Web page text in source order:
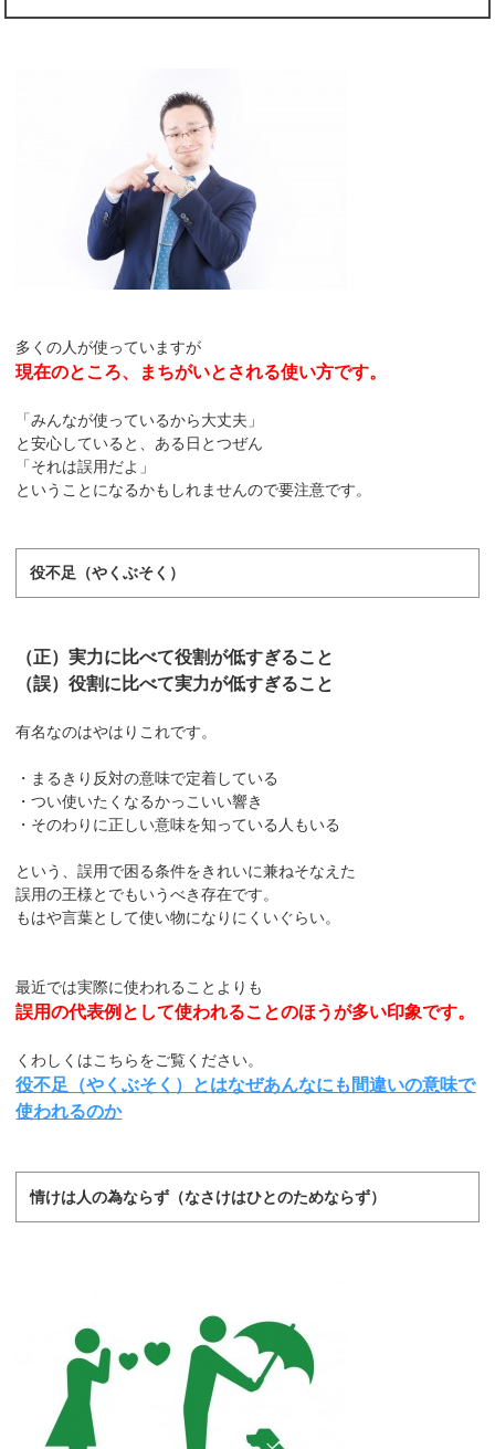
多くの人が使っていますが
現在のところ、まちがいとされる使い方です。
「みんなが使っているから大丈夫」
と安心していると、ある日とつぜん
「それは誤用だよ」
ということになるかもしれませんので要注意です。
役不足（やくぶそく）
（正）実力に比べて役割が低すぎること
（誤）役割に比べて実力が低すぎること
有名なのはやはりこれです。
・まるきり反対の意味で定着している
・つい使いたくなるかっこいい響き
・そのわりに正しい意味を知っている人もいる
という、誤用で困る条件をきれいに兼ねそなえた
誤用の王様とでもいうべき存在です。
もはや言葉として使い物になりにくいぐらい。
最近では実際に使われることよりも
誤用の代表例として使われることのほうが多い印象です。
くわしくはこちらをご覧ください。
役不足（やくぶそく）とはなぜあんなにも間違いの意味で
使われるのか
情けは人の為ならず（なさけはひとのためならず）